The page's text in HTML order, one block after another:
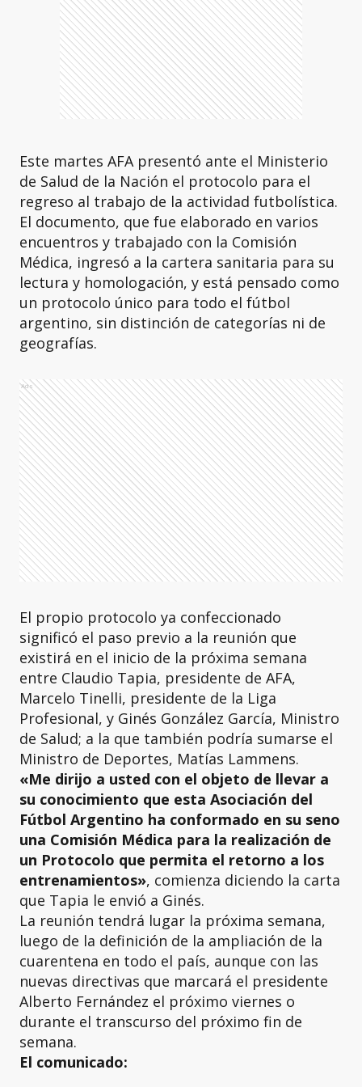
Este martes AFA presentó ante el Ministerio
de Salud de la Nación el protocolo para el
regreso al trabajo de la actividad futbolística.
El documento, que fue elaborado en varios
encuentros y trabajado con la Comisión
Médica, ingresó a la cartera sanitaria para su
lectura y homologación, y está pensado como
un protocolo único para todo el fútbol
argentino, sin distinción de categorías ni de
geografías.
Ads
El propio protocolo ya confeccionado
significó el paso previo a la reunión que
existirá en el inicio de la próxima semana
entre Claudio Tapia, presidente de AFA,
Marcelo Tinelli, presidente de la Liga
Profesional, y Ginés González García, Ministro
de Salud; a la que también podría sumarse el
Ministro de Deportes, Matías Lammens.
«Me dirijo a usted con el objeto de llevar a
su conocimiento que esta Asociación del
Fútbol Argentino ha conformado en su seno
una Comisión Médica para la realización de
un Protocolo que permita el retorno a los
entrenamientos», comienza diciendo la carta
que Tapia le envió a Ginés.
La reunión tendrá lugar la próxima semana,
luego de la definición de la ampliación de la
cuarentena en todo el país, aunque con las
nuevas directivas que marcará el presidente
Alberto Fernández el próximo viernes o
durante el transcurso del próximo fin de
semana.
El comunicado: